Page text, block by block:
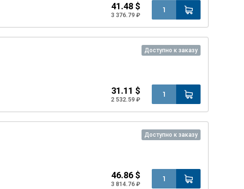
41.48 $
3 376.79 ₽
Доступно к заказу
31.11 $
2 532.59 ₽
Доступно к заказу
46.86 $
3 814.76 ₽